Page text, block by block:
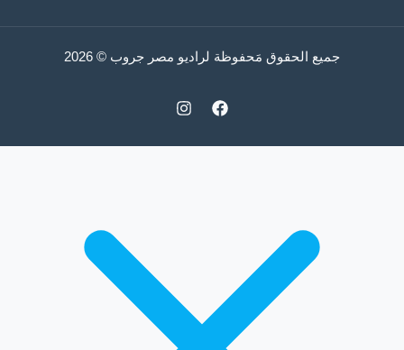
جميع الحقوق مَحفوظة لراديو مصر جروب © 2026